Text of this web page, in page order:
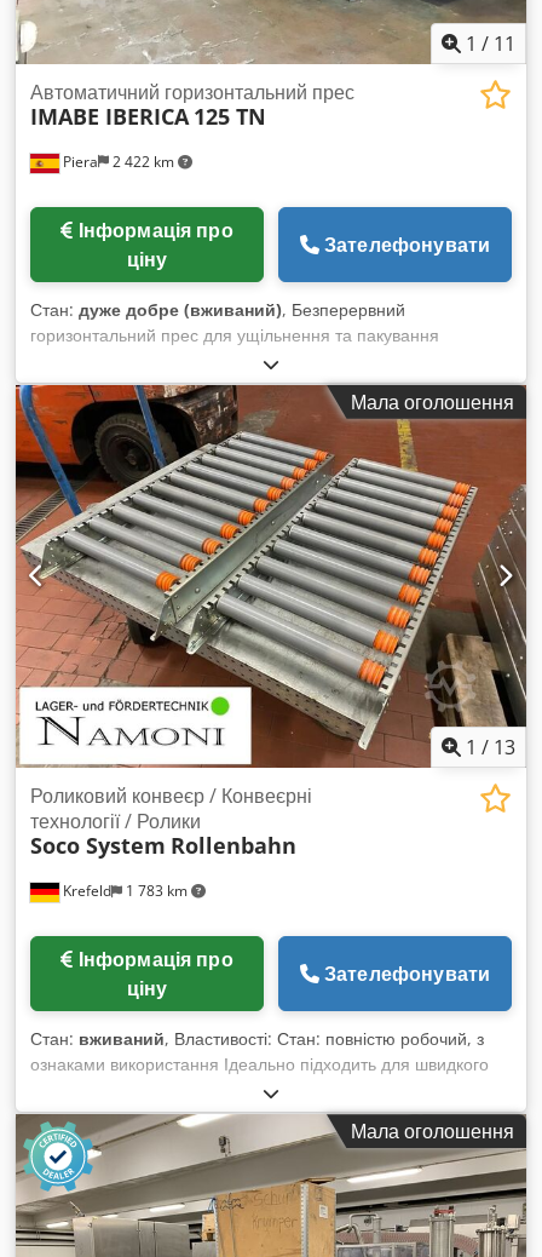
1 / 11
Piera 2 422 km
Автоматичний горизонтальний прес
IMABE IBERICA 125 TN
ціну
Зателефонувати
Стан: дуже добре (вживаний), Безперервний
горизонтальний прес для ущільнення та пакування
матеріалів, таких як картон, папір, пластик та інше.
Виробник IMABE IBERICA, тиск 125 тонн, завантажувальний
отвір 1800 × 1000 мм, із ножами зверху ущільнюючого візка,
що дозволяє розрізати надлишковий матеріал над тунелем
ущільнення. Відкидна ущільнювальна камера зверху та з
боків для кращого утримання матеріалу, вихід для тюків
розміром 1050 × 1100 мм з регульованою довжиною.
Автоматична система бокового обв’язування 5 дротами для
високої продуктивності 30–35 тонн/год. Повністю
відновлений та перевірений у 2019 році. Credpfsv U R Agex
Amujf
Мала оголошення
1 / 13
Krefeld 1 783 km
Роликовий конвеєр / Конвеєрні
технології / Ролики
Soco System Rollenbahn
ціну
Зателефонувати
Стан: вживаний, Властивості: Стан: повністю робочий, з
ознаками використання Ідеально підходить для швидкого
транспортування матеріалів Професійно демонтований та
упакований Виробник: Soco System Стан: вживаний
Модель/тип: роликовий Тип приводу: гравітаційний
Комплект складається з: 7 сегментів (5 x 1 980 мм, 2 x 960
мм) Загальна довжина: близько 11 820 мм Загальна
ширина: близько 470 мм Ширина транспортування/роликів:
близько 410 мм Crodpfxsi Dt Eps Amuef Довжина сегменту:
Мала оголошення